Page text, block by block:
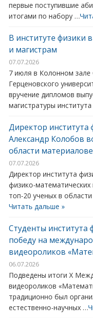
первые поступившие
итогами по набору …
В институте физики
и магистрам
07.07.2026
7 июля в Колонном зале
Герценовского
вручение дипломов
магистратуры
Директор
Александр Колобов
области
07.07.2026
Директор института
физико-
топ-20 ученых в
Читать дальше »
Студенты института
победу на
видеороликов
06.07.2026
Подведены итоги X
видеороликов
традиционно был
естественно-научных …